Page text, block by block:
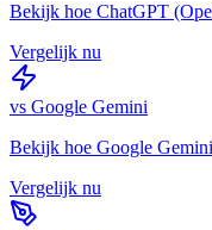
Bekijk hoe ChatGPT
Vergelijk nu
vs Google Gemini
Bekijk hoe Google Gemini
Vergelijk nu